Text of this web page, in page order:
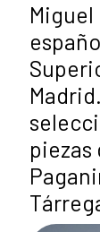
piezas